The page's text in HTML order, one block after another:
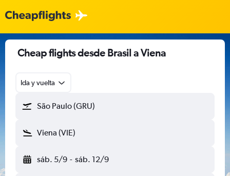
Cheap flights desde Brasil a Viena
Ida y vuelta
São Paulo (GRU)
Viena (VIE)
sáb. 5/9 - sáb. 12/9